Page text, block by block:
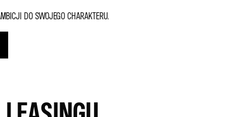
DO SWOJEGO CHARAKTERU.